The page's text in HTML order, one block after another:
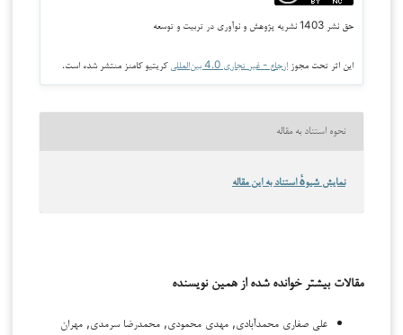
حق نشر 1403 نشریه پژوهش و نوآوری در تربیت و توسعه
این اثر تحت مجوز ارجاع - غیر تجاری 4.0 بین‌المللی کریتیو کامنز منتشر شده است.
نحوه استناد به مقاله
نمایش شیوهٔ استناد به این مقاله
مقالات بیشتر خوانده شده از همین نویسنده
علی صفاری محمدآبادی, مهدی محمودی, محمدرضا سرمدی, مهران